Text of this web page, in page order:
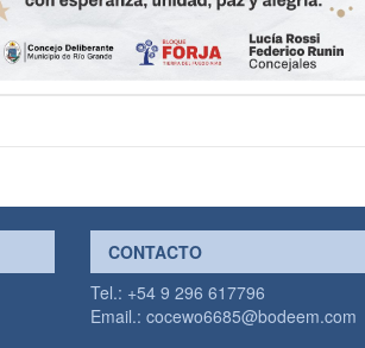
CONTACTO
Tel.: +54 9 296 617796
Email.: cocewo6685@bodeem.com